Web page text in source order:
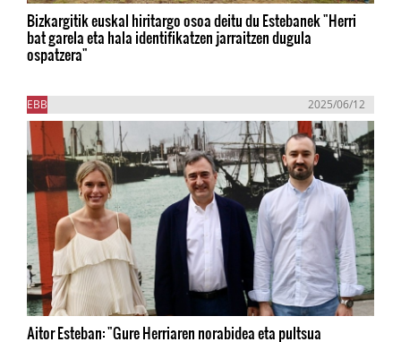
Bizkargitik euskal hiritargo osoa deitu du Estebanek "Herri
bat garela eta hala identifikatzen jarraitzen dugula
ospatzera"
EBB 2025/06/12
Aitor Esteban: "Gure Herriaren norabidea eta pultsua